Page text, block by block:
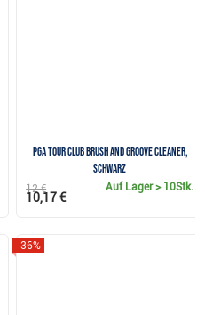
PGA Tour Club Brush and Groove Cleaner,
schwarz
Auf Lager> 10Stk.
12 €
10,17 €
-36%